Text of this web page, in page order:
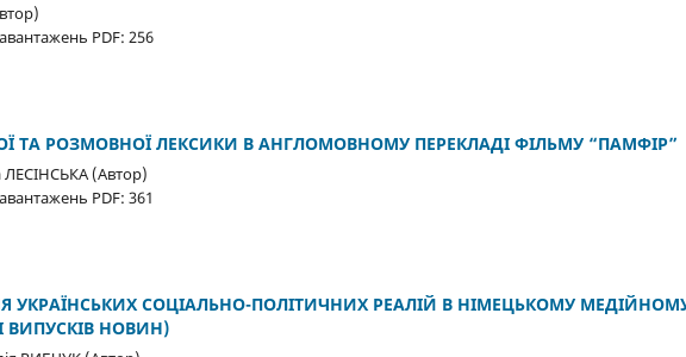
PDF: 256
ТА РОЗМОВНОЇ ЛЕКСИКИ В АНГЛОМОВНОМУ ПЕРЕКЛАДІ ФІЛЬМУ “ПАМФІР”
(Автор)
PDF: 361
УКРАЇНСЬКИХ СОЦІАЛЬНО-ПОЛІТИЧНИХ РЕАЛІЙ В НІМЕЦЬКОМУ
ВИПУСКІВ НОВИН)